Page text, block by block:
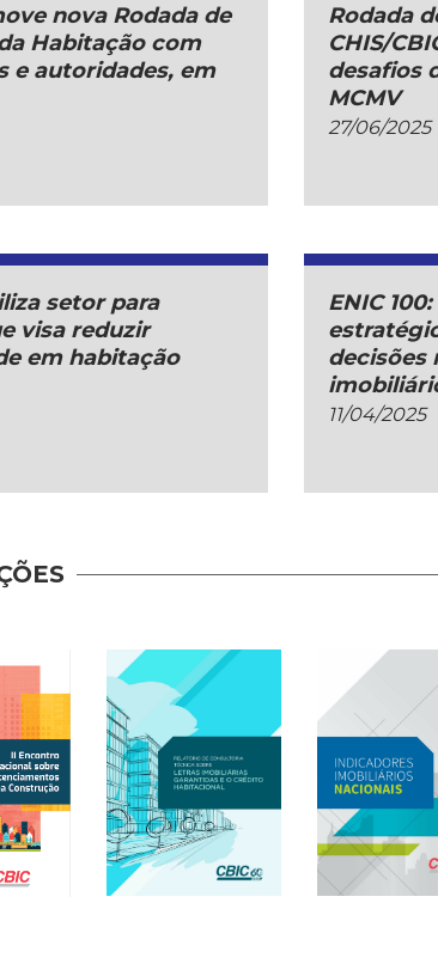
nova Rodada de
Habitação com
e autoridades, em
Rodada
CHIS/
desafios
MCMV
27/06/2025
setor para
visa reduzir
em habitação
ENIC
decisões
11/04/2025